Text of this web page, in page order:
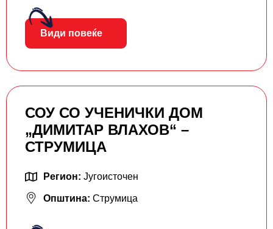
Види повеќе
СОУ СО УЧЕНИЧКИ ДОМ
„ДИМИТАР ВЛАХОВ“ –
СТРУМИЦА
Регион: Југоисточен
Општина: Струмица